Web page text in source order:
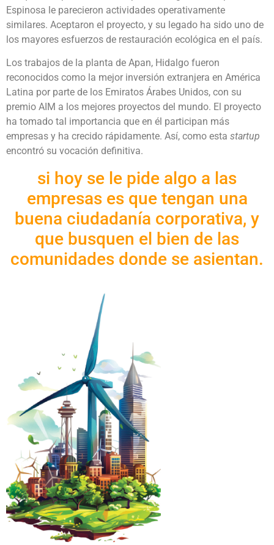
Espinosa le parecieron actividades operativamente
similares. Aceptaron el proyecto, y su legado ha sido uno de
los mayores esfuerzos de restauración ecológica en el país.
Los trabajos de la planta de Apan, Hidalgo fueron
reconocidos como la mejor inversión extranjera en América
Latina por parte de los Emiratos Árabes Unidos, con su
premio AIM a los mejores proyectos del mundo. El proyecto
ha tomado tal importancia que en él participan más
empresas y ha crecido rápidamente. Así, como esta startup
encontró su vocación definitiva.
si hoy se le pide algo a las
empresas es que tengan una
buena ciudadanía corporativa, y
que busquen el bien de las
comunidades donde se asientan.